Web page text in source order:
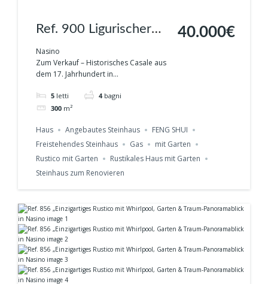
Ref. 900 Ligurischer
Traum – Großes
Altstadthaus mit
Ausbaupotenzial &
Ferienvermietung in
Nasino
Nasino
Zum Verkauf – Historisches Casale aus
dem 17. Jahrhundert in...
5 letti 4 bagni
300 m²
40.000€
Haus Angebautes Steinhaus
FENG SHUI
Freistehendes Steinhaus
Gas
mit Garten
Rustico mit Garten
Rustikales Haus mit Garten
Steinhaus zum Renovieren